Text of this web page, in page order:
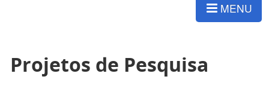
MENU
Projetos de Pesquisa